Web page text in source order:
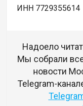
ИНН 7729355614
Надоело
Мы собрали
новости
Telegram-